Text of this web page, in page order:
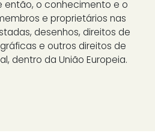
então, o conhecimento e o
e proprietários nas
desenhos, direitos de
e outros direitos de
dentro da União Europeia.